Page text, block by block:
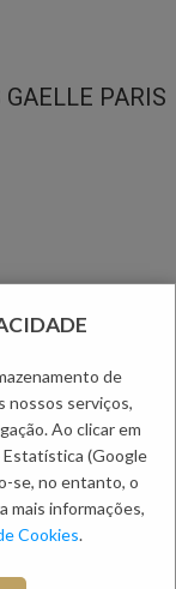
PARIS
aplicação de botões.
stretch
de
nossos serviços,
Ao clicar em
Estatística (Google
se, no entanto, o
mais informações,
Cookies.